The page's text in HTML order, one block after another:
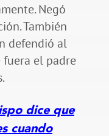
Negó
También
defendió al
fuera el padre
dice que
cuando